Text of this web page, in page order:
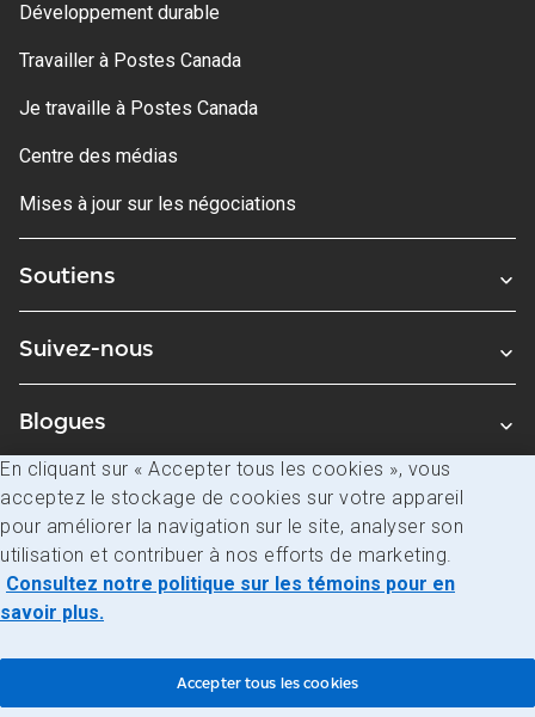
Développement durable
Travailler à Postes Canada
Je travaille à Postes Canada
Centre des médias
Mises à jour sur les négociations
Soutiens
Suivez-nous
Blogues
Avis juridiques
Confidentialité
Accès à l’information
En cliquant sur « Accepter tous les cookies », vous
acceptez le stockage de cookies sur votre appareil
pour améliorer la navigation sur le site, analyser son
utilisation et contribuer à nos efforts de marketing.
Consultez notre politique sur les témoins pour en
savoir plus.
Accepter tous les cookies